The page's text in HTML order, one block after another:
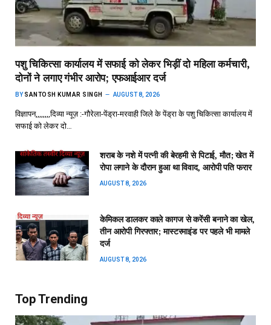
पशु चिकित्सा कार्यालय में सफाई को लेकर भिड़ीं दो महिला कर्मचारी,
दोनों ने लगाए गंभीर आरोप; एफआईआर दर्ज
BY SANTOSH KUMAR SINGH AUGUST 8, 2026
विज्ञापन,,,,,,,,दिव्या न्यूज़ :-गौरेला-पेंड्रा-मरवाही जिले के पेंड्रा के पशु चिकित्सा कार्यालय में
सफाई को लेकर दो…
शराब के नशे में पत्नी की बेरहमी से पिटाई, मौत; खेत में
रोपा लगाने के दौरान हुआ था विवाद, आरोपी पति फरार
AUGUST 8, 2026
केमिकल डालकर काले कागज से करेंसी बनाने का खेल,
तीन आरोपी गिरफ्तार; मास्टरमाइंड पर पहले भी मामले
दर्ज
AUGUST 8, 2026
Top Trending